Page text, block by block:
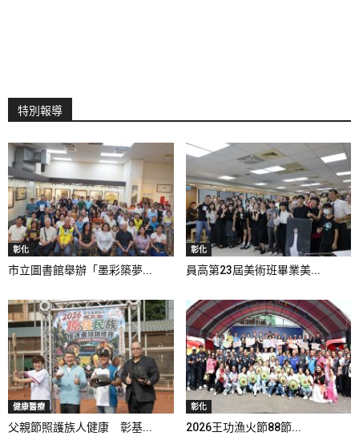
特別報導
彰化
市立圖書館舉辦「墨彩築夢...
彰化
員高第23屆美術班畢業美...
健康醫療
父親節照護族人健康 彰基...
彰化
2026王功漁火節88節...